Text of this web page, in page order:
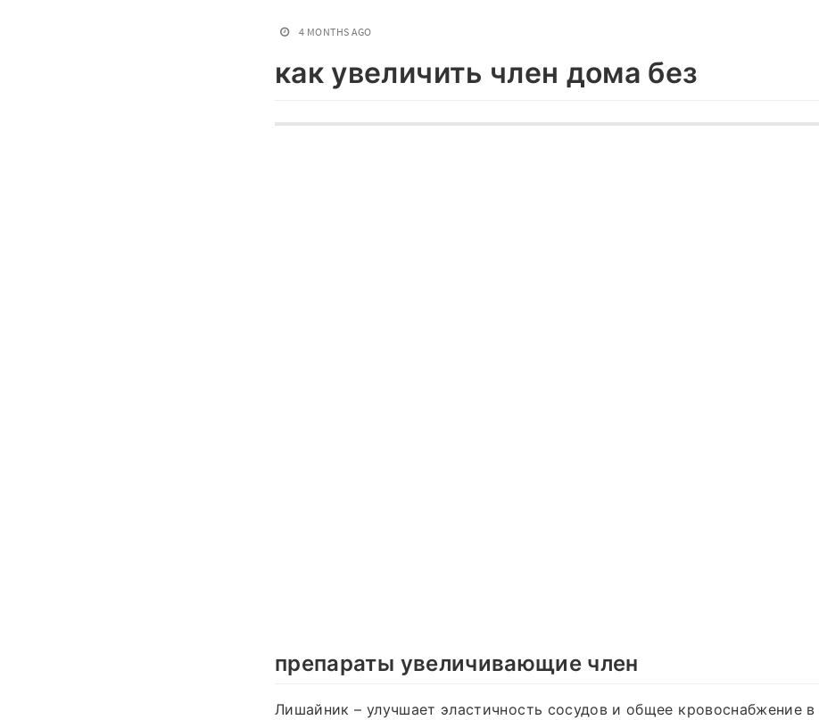
4 MONTHS AGO
как увеличить член дома без
препараты увеличивающие член
Лишайник – улучшает эластичность сосудов и общее кровоснабжение в